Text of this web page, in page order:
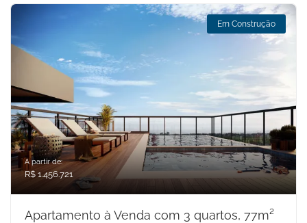
Em Construção
A partir de:
R$ 1.456.721
Apartamento à Venda com 3 quartos, 77m²